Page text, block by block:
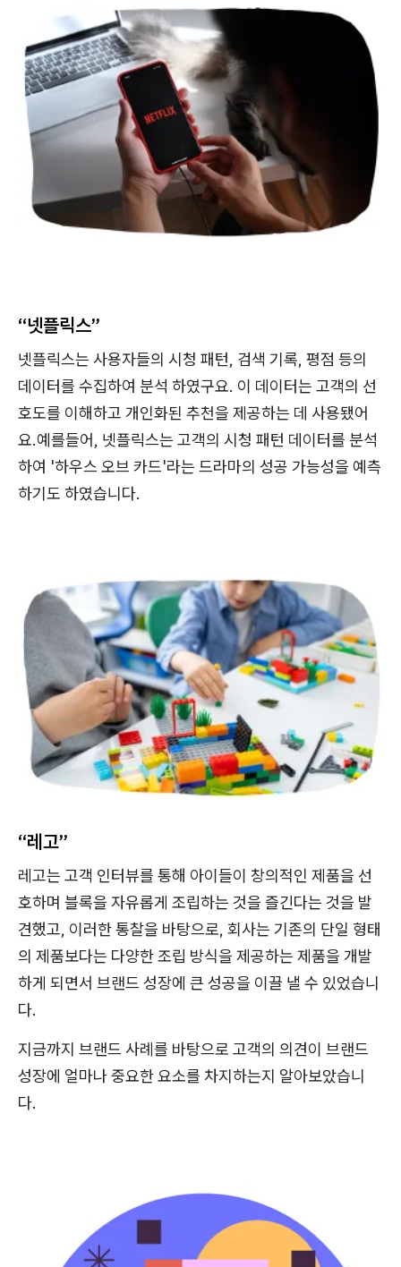
“넷플릭스”
넷플릭스는 사용자들의 시청 패턴, 검색 기록, 평점 등의
데이터를 수집하여 분석 하였구요. 이 데이터는 고객의 선
호도를 이해하고 개인화된 추천을 제공하는 데 사용됐어
요.예를들어, 넷플릭스는 고객의 시청 패턴 데이터를 분석
하여 '하우스 오브 카드'라는 드라마의 성공 가능성을 예측
하기도 하였습니다.
“레고”
레고는 고객 인터뷰를 통해 아이들이 창의적인 제품을 선
호하며 블록을 자유롭게 조립하는 것을 즐긴다는 것을 발
견했고, 이러한 통찰을 바탕으로, 회사는 기존의 단일 형태
의 제품보다는 다양한 조립 방식을 제공하는 제품을 개발
하게 되면서 브랜드 성장에 큰 성공을 이끌 낼 수 있었습니
다.
지금까지 브랜드 사례를 바탕으로 고객의 의견이 브랜드
성장에 얼마나 중요한 요소를 차지하는지 알아보았습니
다.